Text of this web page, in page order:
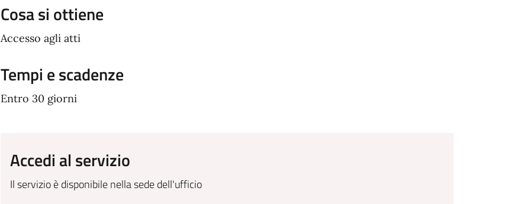
Cosa si ottiene
Accesso agli atti
Tempi e scadenze
Entro 30 giorni
Accedi al servizio
Il servizio è disponibile nella sede dell'ufficio